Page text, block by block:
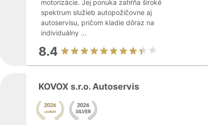
motorizácie. Jej ponuka zahŕňa široké
spektrum služieb autopožičovne aj
autoservisu, pričom kladie dôraz na
individuálny ...
8.4
KOVOX s.r.o. Autoservis